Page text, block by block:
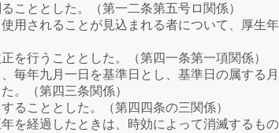
こととした。（第一二条第五号ロ関係）
されることが見込まれる者について、厚生
行うこととした。（第四一条第一項関係）
年九月一日を基準日とし、基準日の属する
。（第四三条関係）
こととした。（第四四条の三関係）
経過したときは、時効によって消滅するも